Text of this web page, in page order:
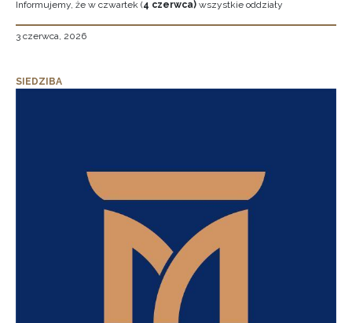
Informujemy, że w czwartek (4 czerwca) wszystkie oddziały
3 czerwca, 2026
SIEDZIBA